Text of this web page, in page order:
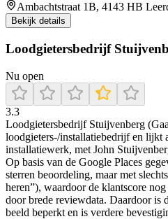
Ambachtstraat 1B, 4143 HB
Bekijk details
Loodgietersbedrijf
Nu open
3.3
Loodgietersbedrijf Stuijvenberg
loodgieters-/installatiebedrijf en lijkt
installatiewerk, met John
Op basis van de Google Places
sterren beoordeling, maar met
heren”), waardoor de klantscore
door brede reviewdata. Daardoor is
beeld beperkt en is verdere